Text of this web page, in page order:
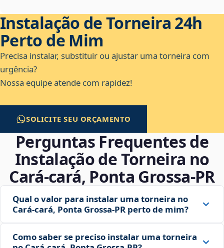
Instalação de Torneira 24h
Perto de Mim
Precisa instalar, substituir ou ajustar uma torneira com
urgência?
Nossa equipe atende com rapidez!
SOLICITE SEU ORÇAMENTO
Perguntas Frequentes de
Instalação de Torneira no
Cará-cará, Ponta Grossa‑PR
Qual o valor para instalar uma torneira no
Cará-cará, Ponta Grossa‑PR perto de mim?
Como saber se preciso instalar uma torneira